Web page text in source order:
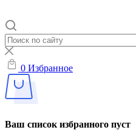
0 Избранное
Ваш список избранного пуст